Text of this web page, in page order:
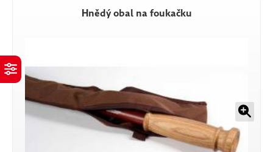
Hnědý obal na foukačku